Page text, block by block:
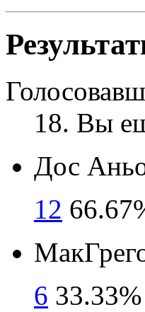
18. Вы
Дос
12
6 33.33%